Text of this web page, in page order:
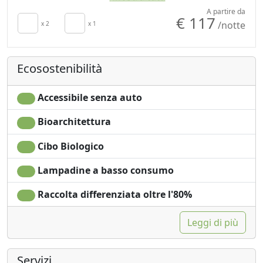
Colazione inclusa
TV in camera
Cucina
Angolo cottura
Asciugacapelli
Asciugamani
Lenzuola
Doccia
no monodose
Vista Montagna
indipendente
x 2 x 1
A partire da
€ 117 /notte
Ecosostenibilità
Accessibile senza auto
Bioarchitettura
Cibo Biologico
Lampadine a basso consumo
Raccolta differenziata oltre l'80%
Leggi di più